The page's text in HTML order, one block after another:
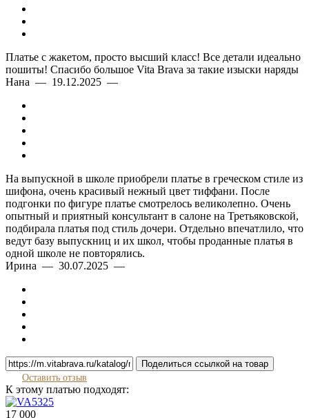
Платье с жакетом, просто высший класс! Все детали идеально
пошиты! Спасибо большое Vita Brava за такие изыски наряды
Нана — 19.12.2025 —
На выпускной в школе приобрели платье в греческом стиле из
шифона, очень красивый нежный цвет тиффани. После
подгонки по фигуре платье смотрелось великолепно. Очень
опытный и приятный консультант в салоне на Третьяковской,
подбирала платья под стиль дочери. Отдельно впечатлило, что
ведут базу выпускниц и их школ, чтобы проданные платья в
одной школе не повторялись.
Ирина — 30.07.2025 —
Поделиться ссылкой на товар
Оставить отзыв
К этому платью подходят:
17 000